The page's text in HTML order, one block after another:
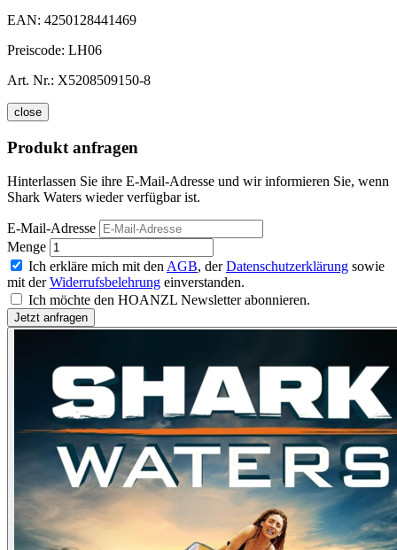
EAN: 4250128441469
Preiscode: LH06
Art. Nr.: X5208509150-8
close
Produkt anfragen
Hinterlassen Sie ihre E-Mail-Adresse und wir informieren Sie, wenn
Shark Waters wieder verfügbar ist.
E-Mail-Adresse
Menge
Ich erkläre mich mit den AGB, derDatenschutzerklärung sowie
mit derWiderrufsbelehrung einverstanden.
Ich möchte den HOANZL Newsletter abonnieren.